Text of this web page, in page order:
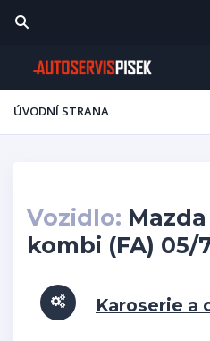
ÚVODNÍ STRANA
Vozidlo: Mazda
kombi (FA) 05/
Karoserie a